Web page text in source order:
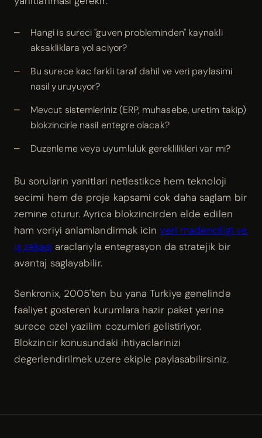
Hangi is sureci "guven probleminden" kaynakli
aksakliklara yol aciyor?
Bu surece kac farkli taraf dahil ve veri paylasimi
nasil yuruyuyor?
Mevcut sistemleriniz (ERP, muhasebe, uretim takip)
blokzincirle nasil entegre olacak?
Duzenleme veya uyumluluk gereklilikleri var mi?
Bu sorularin yanitlari netlestikce hem teknoloji
secimi hem de proje kapsami cok daha saglam bir
zemine oturur. Ayrica blokzincirden elde edilen
ham veriyi anlamlandirmak icinveri madenciligi ve
iş zekasi araclariyla entegrasyon da stratejik bir
avantaj saglayabilir.
Senkronix, 2005'ten bu yana Turkiye genelinde
faaliyet gosteren kurumlara hazir paket yerine
surece ozel yazilim cozumleri gelistiriyor.
Blokzincir konusundaki ihtiyaclarinizi
degerlendirilmek uzere ekiple paylasabilirsiniz.